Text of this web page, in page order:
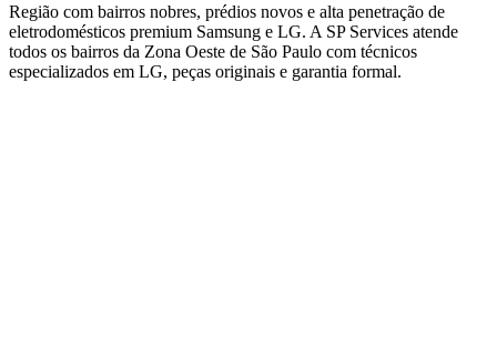
Região com bairros nobres, prédios novos e alta penetração de
eletrodomésticos premium Samsung e LG. A SP Services atende
todos os bairros da Zona Oeste de São Paulo com técnicos
especializados em LG, peças originais e garantia formal.